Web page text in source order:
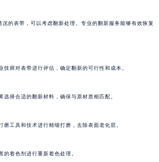
的表带，可以考虑翻新处理。专业的翻新服务能够有效恢复
技师对表带进行评估，确定翻新的可行性和成本。
选择合适的翻新材料，确保与原材质相匹配。
磨工具和技术进行精细打磨，去除表面老化层。
着色剂进行重新着色处理。